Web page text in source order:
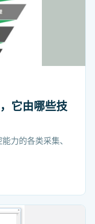
它由哪些技
力的各类采集、